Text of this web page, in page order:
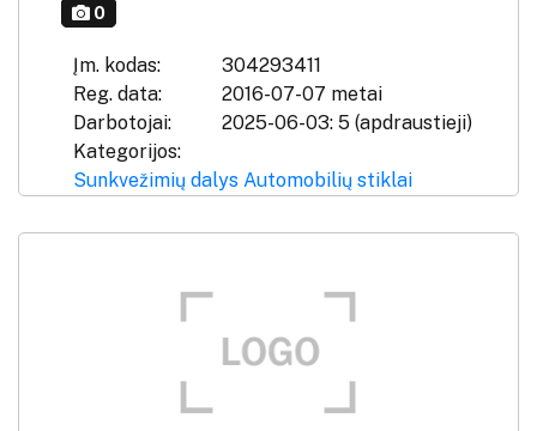
0
Įm. kodas:
304293411
Reg. data:
2016-07-07 metai
Darbotojai:
2025-06-03: 5 (apdraustieji)
Kategorijos:
Sunkvežimių dalys Automobilių stiklai